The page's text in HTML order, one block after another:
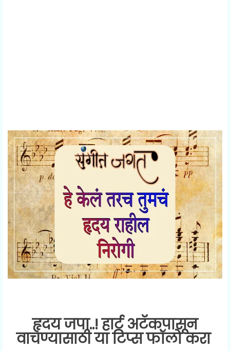
हृदय जपा..! हार्ट अटॅकपासून
वाचण्यासाठी या टिप्स फॉलो करा